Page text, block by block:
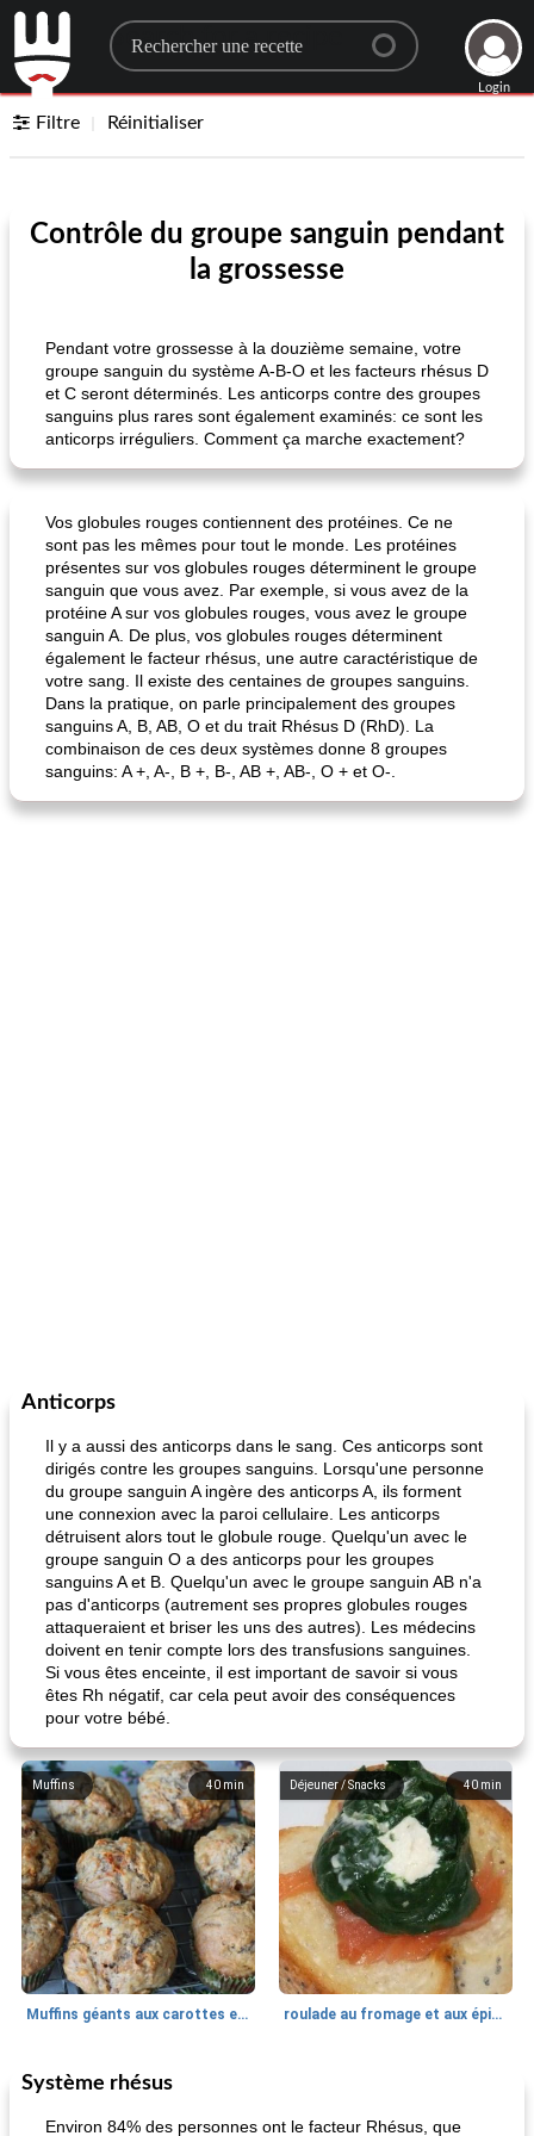
Search for a recipe
Login
Filtre Réinitialiser
Contrôle du groupe sanguin pendant
la grossesse
Pendant votre grossesse à la douzième semaine, votre
groupe sanguin du système A-B-O et les facteurs rhésus D
et C seront déterminés. Les anticorps contre des groupes
sanguins plus rares sont également examinés: ce sont les
anticorps irréguliers. Comment ça marche exactement?
Vos globules rouges contiennent des protéines. Ce ne
sont pas les mêmes pour tout le monde. Les protéines
présentes sur vos globules rouges déterminent le groupe
sanguin que vous avez. Par exemple, si vous avez de la
protéine A sur vos globules rouges, vous avez le groupe
sanguin A. De plus, vos globules rouges déterminent
également le facteur rhésus, une autre caractéristique de
votre sang. Il existe des centaines de groupes sanguins.
Dans la pratique, on parle principalement des groupes
sanguins A, B, AB, O et du trait Rhésus D (RhD). La
combinaison de ces deux systèmes donne 8 groupes
sanguins: A +, A-, B +, B-, AB +, AB-, O + et O-.
Anticorps
Il y a aussi des anticorps dans le sang. Ces anticorps sont
dirigés contre les groupes sanguins. Lorsqu'une personne
du groupe sanguin A ingère des anticorps A, ils forment
une connexion avec la paroi cellulaire. Les anticorps
détruisent alors tout le globule rouge. Quelqu'un avec le
groupe sanguin O a des anticorps pour les groupes
sanguins A et B. Quelqu'un avec le groupe sanguin AB n'a
pas d'anticorps (autrement ses propres globules rouges
attaqueraient et briser les uns des autres). Les médecins
doivent en tenir compte lors des transfusions sanguines.
Si vous êtes enceinte, il est important de savoir si vous
êtes Rh négatif, car cela peut avoir des conséquences
pour votre bébé.
40 min
Muffins
Muffins géants aux carottes et à la banane de Nif
40 min
Déjeuner / Snacks
roulade au fromage et aux épinards
Marques de confiance: recettes et
astuces
Système rhésus
Environ 84% des personnes ont le facteur Rhésus, que